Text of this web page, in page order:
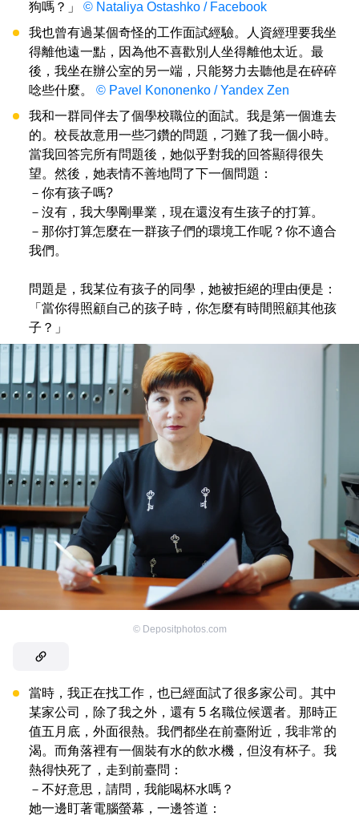
狗嗎？」 © Nataliya Ostashko / Facebook
我也曾有過某個奇怪的工作面試經驗。人資經理要我坐
得離他遠一點，因為他不喜歡別人坐得離他太近。最
後，我坐在辦公室的另一端，只能努力去聽他是在碎碎
唸些什麼。 © Pavel Kononenko / Yandex Zen
我和一群同伴去了個學校職位的面試。我是第一個進去
的。校長故意用一些刁鑽的問題，刁難了我一個小時。
當我回答完所有問題後，她似乎對我的回答顯得很失
望。然後，她表情不善地問了下一個問題：
－你有孩子嗎?
－沒有，我大學剛畢業，現在還沒有生孩子的打算。
－那你打算怎麼在一群孩子們的環境工作呢？你不適合
我們。
問題是，我某位有孩子的同學，她被拒絕的理由便是：
「當你得照顧自己的孩子時，你怎麼有時間照顧其他孩
子？」
© Depositphotos.com
當時，我正在找工作，也已經面試了很多家公司。其中
某家公司，除了我之外，還有 5 名職位候選者。那時正
值五月底，外面很熱。我們都坐在前臺附近，我非常的
渴。而角落裡有一個裝有水的飲水機，但沒有杯子。我
熱得快死了，走到前臺問：
－不好意思，請問，我能喝杯水嗎？
她一邊盯著電腦螢幕，一邊答道：